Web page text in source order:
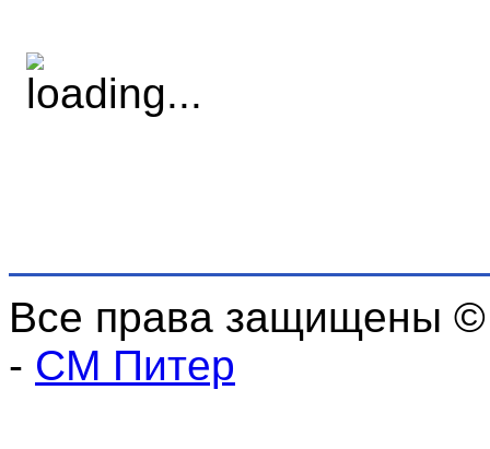
Все права защищены
- СМ Питер